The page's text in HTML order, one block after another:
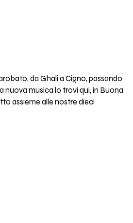
da Ghali a Cigno, passando
musica lo trovi qui, in Buona
assieme alle nostre dieci